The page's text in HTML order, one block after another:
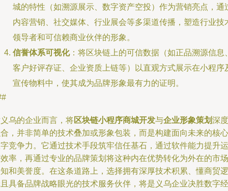
城的特性（如溯源展示、数字资产空投）作为营销亮点，通
内容营销、社交媒体、行业展会等多渠道传播，塑造行业技
领导者和可信赖商业伙伴的形象。
信誉体系可视化：将区块链上的可信数据（如正品溯源信息
客户好评存证、企业资质上链等）以直观方式展示在小程序
宣传物料中，使其成为品牌形象最有力的证明。
乌的企业而言，将区块链小程序商城开发与企业形象策划深度
，并非简单的技术叠加或形象包装，而是构建面向未来的核心
竞争力。它通过技术手段筑牢信任基石，通过软件能力提升运
率，再通过专业的品牌策划将这种内在优势转化为外在的市场
和美誉度。在这条道路上，选择拥有深厚技术积累、懂商贸逻
具备品牌战略眼光的技术服务伙伴，将是义乌企业决胜数字经